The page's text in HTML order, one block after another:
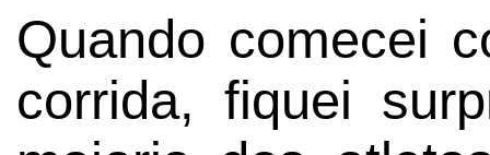
Quando comecei
corrida, fiquei